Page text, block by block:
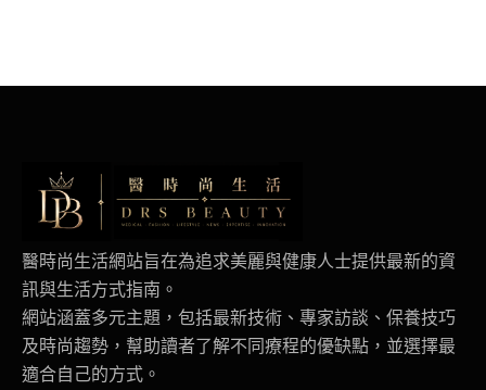
醫時尚生活網站旨在為追求美麗與健康人士提供最新的資
訊與生活方式指南。
網站涵蓋多元主題，包括最新技術、專家訪談、保養技巧
及時尚趨勢，幫助讀者了解不同療程的優缺點，並選擇最
適合自己的方式。